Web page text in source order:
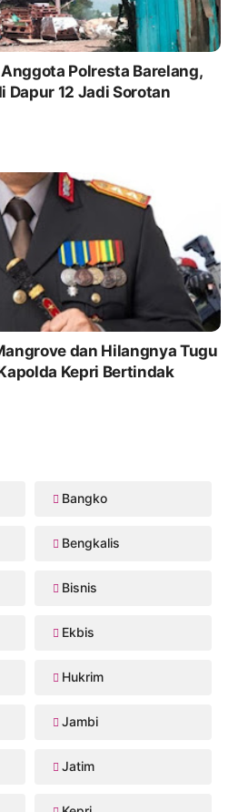
Polresta Barelang,
Dapur 12 Jadi Sorotan
dan Hilangnya Tugu
Kepri Bertindak
Bangko
Bengkalis
Bisnis
Ekbis
Hukrim
Jambi
Jatim